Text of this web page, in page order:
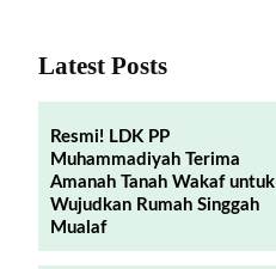
Latest Posts
Resmi! LDK PP
Muhammadiyah Terima
Amanah Tanah Wakaf untuk
Wujudkan Rumah Singgah
Mualaf